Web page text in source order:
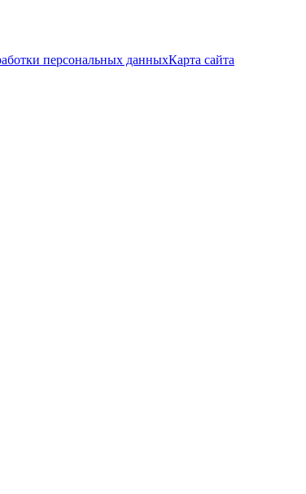
персональных данныхКарта сайта